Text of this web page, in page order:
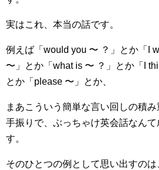
実はこれ、本当の話です。
例えば「would you 〜 ？」とか「I
〜」とか「what is 〜 ？」とか「I
とか「please 〜」とか、
まあこういう簡単な言い回しの積
手振りで、ぶっちゃけ英会話なん
す。
そのひとつの例として思い出すの